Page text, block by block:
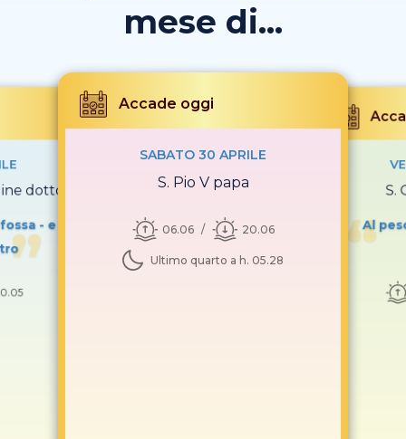
mese di...
dottore
- e
Accade oggi
SABATO 30 APRILE
S. Pio V papa
06.06 20.06
Ultimo quarto a h. 05.28
S.
Al